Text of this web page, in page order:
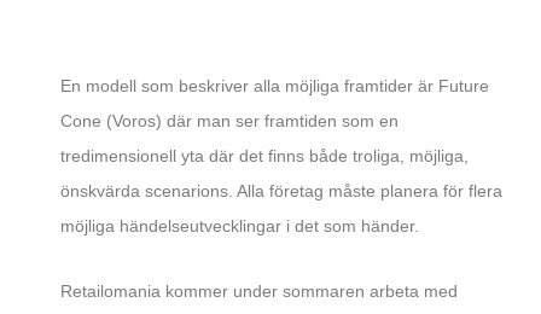
En modell som beskriver alla möjliga framtider är Future
Cone (Voros) där man ser framtiden som en
tredimensionell yta där det finns både troliga, möjliga,
önskvärda scenarions. Alla företag måste planera för flera
möjliga händelseutvecklingar i det som händer.
Retailomania kommer under sommaren arbeta med